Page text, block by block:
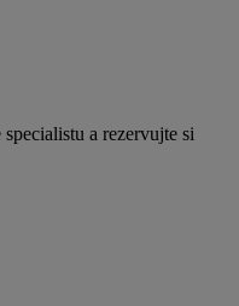
a rezervujte si